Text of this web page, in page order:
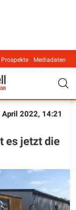
Prospekte Mediadaten
April 2022, 14:21
es jetzt die